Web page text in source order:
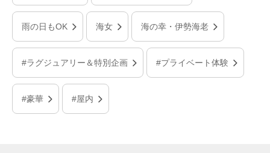
雨の日もOK 海女 海の幸・伊勢海老
#ラグジュアリー＆特別企画 #プライベート体験
#豪華 #屋内